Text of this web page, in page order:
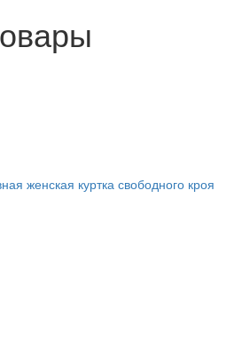
женская куртка свободного кроя